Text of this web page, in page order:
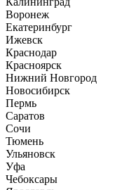
Воронеж
Екатеринбург
Ижевск
Краснодар
Красноярск
Нижний Новгород
Новосибирск
Пермь
Саратов
Сочи
Тюмень
Ульяновск
Уфа
Чебоксары